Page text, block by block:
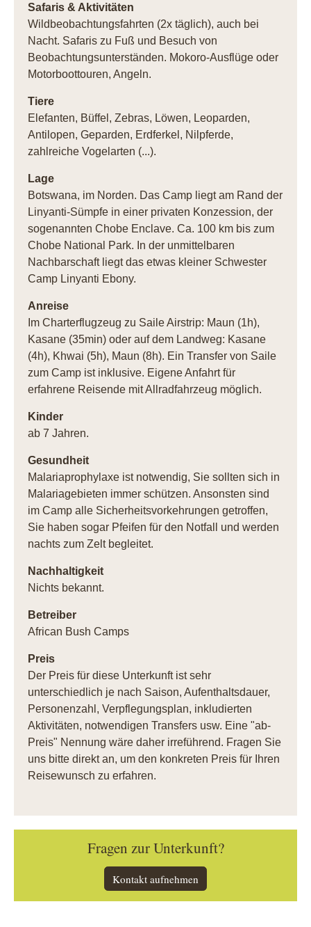
Safaris & Aktivitäten
Wildbeobachtungsfahrten (2x täglich), auch bei
Nacht. Safaris zu Fuß und Besuch von
Beobachtungsunterständen. Mokoro-Ausflüge oder
Motorboottouren, Angeln.
Tiere
Elefanten, Büffel, Zebras, Löwen, Leoparden,
Antilopen, Geparden, Erdferkel, Nilpferde,
zahlreiche Vogelarten (...).
Lage
Botswana, im Norden. Das Camp liegt am Rand der
Linyanti-Sümpfe in einer privaten Konzession, der
sogenannten Chobe Enclave. Ca. 100 km bis zum
Chobe National Park. In der unmittelbaren
Nachbarschaft liegt das etwas kleiner Schwester
Camp Linyanti Ebony.
Anreise
Im Charterflugzeug zu Saile Airstrip: Maun (1h),
Kasane (35min) oder auf dem Landweg: Kasane
(4h), Khwai (5h), Maun (8h). Ein Transfer von Saile
zum Camp ist inklusive. Eigene Anfahrt für
erfahrene Reisende mit Allradfahrzeug möglich.
Kinder
ab 7 Jahren.
Gesundheit
Malariaprophylaxe ist notwendig, Sie sollten sich in
Malariagebieten immer schützen. Ansonsten sind
im Camp alle Sicherheitsvorkehrungen getroffen,
Sie haben sogar Pfeifen für den Notfall und werden
nachts zum Zelt begleitet.
Nachhaltigkeit
Nichts bekannt.
Betreiber
African Bush Camps
Preis
Der Preis für diese Unterkunft ist sehr
unterschiedlich je nach Saison, Aufenthaltsdauer,
Personenzahl, Verpflegungsplan, inkludierten
Aktivitäten, notwendigen Transfers usw. Eine "ab-
Preis" Nennung wäre daher irreführend. Fragen Sie
uns bitte direkt an, um den konkreten Preis für Ihren
Reisewunsch zu erfahren.
Fragen zur Unterkunft?
Kontakt aufnehmen